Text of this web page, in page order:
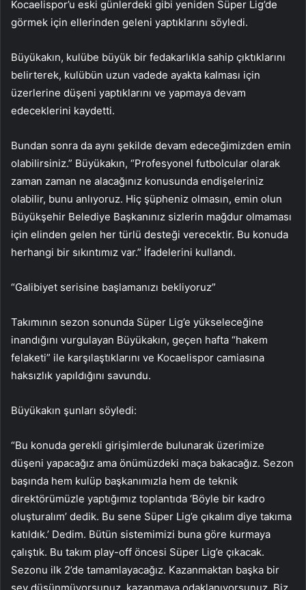
Kocaelispor’u eski günlerdeki gibi yeniden Süper Lig’de
görmek için ellerinden geleni yaptıklarını söyledi.
Büyükakın, kulübe büyük bir fedakarlıkla sahip çıktıklarını
belirterek, kulübün uzun vadede ayakta kalması için
üzerlerine düşeni yaptıklarını ve yapmaya devam
edeceklerini kaydetti.
Bundan sonra da aynı şekilde devam edeceğimizden emin
olabilirsiniz.” Büyükakın, “Profesyonel futbolcular olarak
zaman zaman ne alacağınız konusunda endişeleriniz
olabilir, bunu anlıyoruz. Hiç şüpheniz olmasın, emin olun
Büyükşehir Belediye Başkanınız sizlerin mağdur olmaması
için elinden gelen her türlü desteği verecektir. Bu konuda
herhangi bir sıkıntımız var.” İfadelerini kullandı.
“Galibiyet serisine başlamanızı bekliyoruz”
Takımının sezon sonunda Süper Lig’e yükseleceğine
inandığını vurgulayan Büyükakın, geçen hafta “hakem
felaketi” ile karşılaştıklarını ve Kocaelispor camiasına
haksızlık yapıldığını savundu.
Büyükakın şunları söyledi:
“Bu konuda gerekli girişimlerde bulunarak üzerimize
düşeni yapacağız ama önümüzdeki maça bakacağız. Sezon
başında hem kulüp başkanımızla hem de teknik
direktörümüzle yaptığımız toplantıda ‘Böyle bir kadro
oluşturalım’ dedik. Bu sene Süper Lig’e çıkalım diye takıma
katıldık.’ Dedim. Bütün sistemimizi buna göre kurmaya
çalıştık. Bu takım play-off öncesi Süper Lig’e çıkacak.
Sezonu ilk 2’de tamamlayacağız. Kazanmaktan başka bir